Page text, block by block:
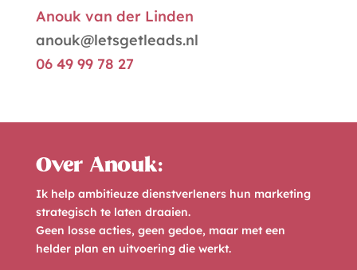
Anouk van der Linden
anouk@letsgetleads.nl
06 49 99 78 27
Over Anouk:
Ik help ambitieuze dienstverleners hun marketing
strategisch te laten draaien.
Geen losse acties, geen gedoe, maar met een
helder plan en uitvoering die werkt.